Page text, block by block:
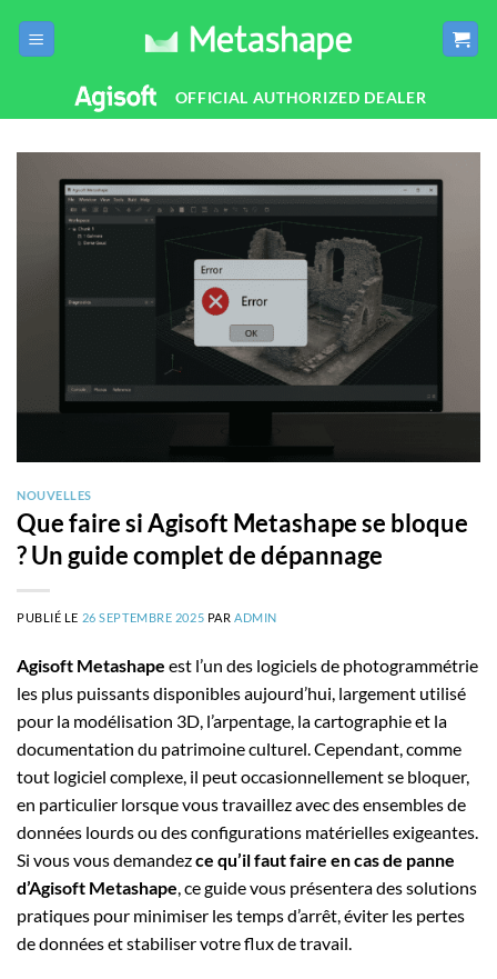
OFFICIAL AUTHORIZED DEALER
NOUVELLES
Que faire si Agisoft Metashape se bloque
? Un guide complet de dépannage
PUBLIÉ LE 26 SEPTEMBRE 2025 PAR ADMIN
Agisoft Metashape est l’un des logiciels de photogrammétrie
les plus puissants disponibles aujourd’hui, largement utilisé
pour la modélisation 3D, l’arpentage, la cartographie et la
documentation du patrimoine culturel. Cependant, comme
tout logiciel complexe, il peut occasionnellement se bloquer,
en particulier lorsque vous travaillez avec des ensembles de
données lourds ou des configurations matérielles exigeantes.
Si vous vous demandezce qu’il faut faire en cas de panne
d’Agisoft Metashape, ce guide vous présentera des solutions
pratiques pour minimiser les temps d’arrêt, éviter les pertes
de données et stabiliser votre flux de travail.